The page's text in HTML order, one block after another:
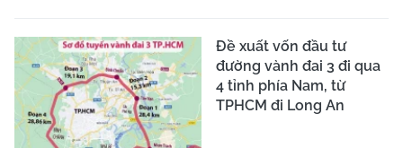
Đề xuất vốn đầu tư
đường vành đai 3 đi qua
4 tỉnh phía Nam, từ
TPHCM đi Long An